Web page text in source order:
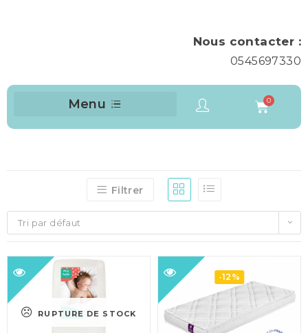
Nous contacter :
0545697330
Menu
Filtrer
Tri par défaut
RUPTURE DE STOCK
-12%